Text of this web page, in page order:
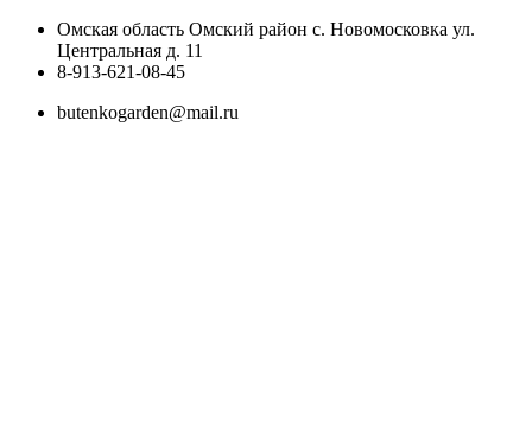
Перейти
содержимому
Омская область Омский район с. Новомосковка ул.
Центральная д. 11
8-913-621-08-45
butenkogarden@mail.ru